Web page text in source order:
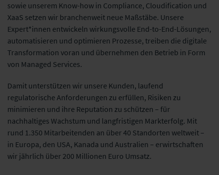
sowie unserem Know-how in Compliance, Cloudification und
XaaS setzen wir branchenweit neue Maßstäbe. Unsere
Expert*innen entwickeln wirkungsvolle End-to-End-Lösungen,
automatisieren und optimieren Prozesse, treiben die digitale
Transformation voran und übernehmen den Betrieb in Form
von Managed Services.
Damit unterstützen wir unsere Kunden, laufend
regulatorische Anforderungen zu erfüllen, Risiken zu
minimieren und ihre Reputation zu schützen – für
nachhaltiges Wachstum und langfristigen Markterfolg. Mit
rund 1.350 Mitarbeitenden an über 40 Standorten weltweit –
in Europa, den USA, Kanada und Australien – erwirtschaften
wir jährlich über 200 Millionen Euro Umsatz.